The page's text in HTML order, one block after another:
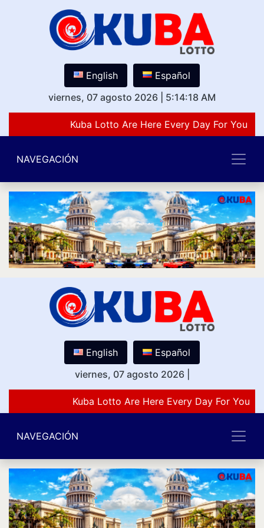
English
Español
viernes, 07 agosto 2026
5:14:18 AM
Kuba Lotto Are Here Every Day For You
NAVEGACIÓN
English
Español
viernes, 07 agosto 2026
Kuba Lotto Are Here Every Day For You
NAVEGACIÓN